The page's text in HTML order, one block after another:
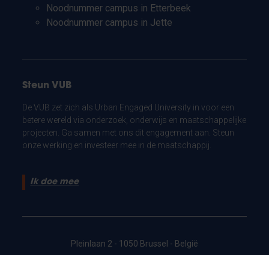
Noodnummer campus in Etterbeek
Noodnummer campus in Jette
Steun VUB
De VUB zet zich als Urban Engaged University in voor een
betere wereld via onderzoek, onderwijs en maatschappelijke
projecten. Ga samen met ons dit engagement aan. Steun
onze werking en investeer mee in de maatschappij.
Ik doe mee
Pleinlaan 2 - 1050 Brussel - België